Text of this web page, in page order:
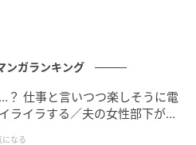
た。
、次のような人件費が非常
ンガランキング
？ 仕事と言いつつ楽しそうに電
ライラする／夫の女性部下が気
になる